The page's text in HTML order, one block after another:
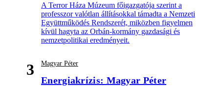
A Terror Háza Múzeum főigazgatója szerint a
professzor valótlan állításokkal támadta a Nemzeti
Együttműködés Rendszerét, miközben figyelmen
kívül hagyta az Orbán-kormány gazdasági és
nemzetpolitikai eredményeit.
3 Magyar Péter
Energiakrízis: Magyar Péter